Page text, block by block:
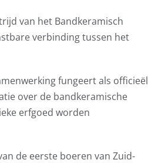
van het Bandkeramisch
verbinding tussen het
fungeert als officieël
over de bandkeramische
erfgoed worden
de eerste boeren van Zuid-